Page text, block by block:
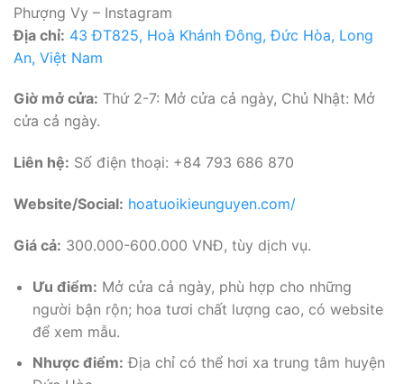
Phượng Vy – Instagram
Địa chỉ: 43 ĐT825, Hoà Khánh Đông, Đức Hòa, Long
An, Việt Nam
Giờ mở cửa: Thứ 2-7: Mở cửa cả ngày, Chủ Nhật: Mở
cửa cả ngày.
Liên hệ: Số điện thoại: +84 793 686 870
Website/Social: hoatuoikieunguyen.com/
Giá cả: 300.000-600.000 VNĐ, tùy dịch vụ.
Ưu điểm: Mở cửa cả ngày, phù hợp cho những
người bận rộn; hoa tươi chất lượng cao, có website
để xem mẫu.
Nhược điểm: Địa chỉ có thể hơi xa trung tâm huyện